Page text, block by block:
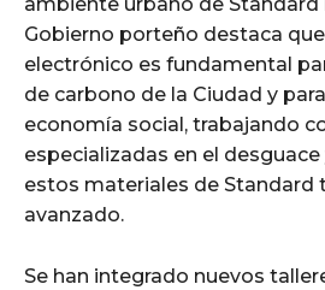
Gobierno porteño destaca
electrónico es fundamental
de carbono de la Ciudad y
economía social, trabajando
especializadas en el
estos materiales de Standard
avanzado.
Se han integrado nuevos